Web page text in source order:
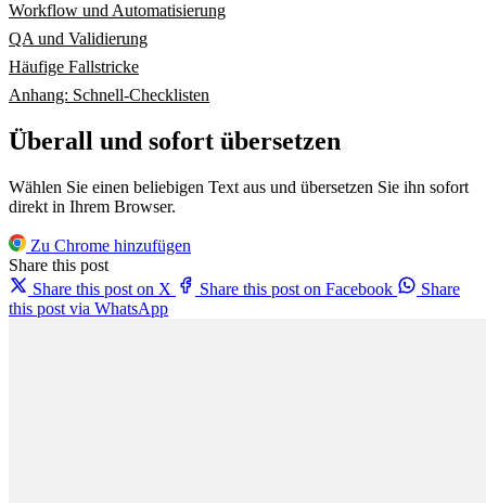
Workflow und Automatisierung
QA und Validierung
Häufige Fallstricke
Anhang: Schnell-Checklisten
Überall und sofort übersetzen
Wählen Sie einen beliebigen Text aus und übersetzen Sie ihn sofort
direkt in Ihrem Browser.
Zu Chrome hinzufügen
Share this post
Share this post on X
Share this post on Facebook
Share
this post via WhatsApp